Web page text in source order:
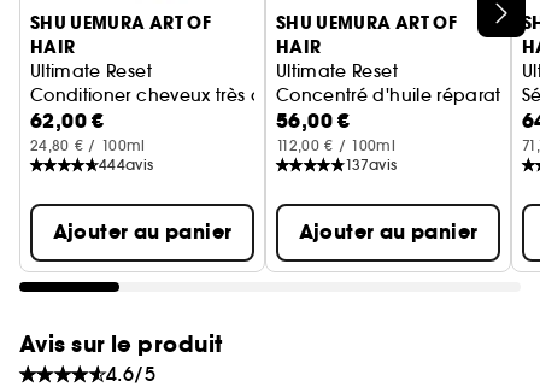
votre routine capillaire pour une réparation
optimale, toujours en toute légèreté.
Ignorer le carrousel produits
SHU UEMURA ART OF
HAIR
Ultimate Reset
Conditioner cheveux très abîmés
62,00 €
24,80 € / 100ml
444avis
Ajouter au panier
SHU UEMURA ART OF
HAIR
Ultimate Reset
Concentré d'huile réparation
56,00 €
112,00 € / 100ml
137avis
Ajouter au panier
Avis sur le produit
4.6/5